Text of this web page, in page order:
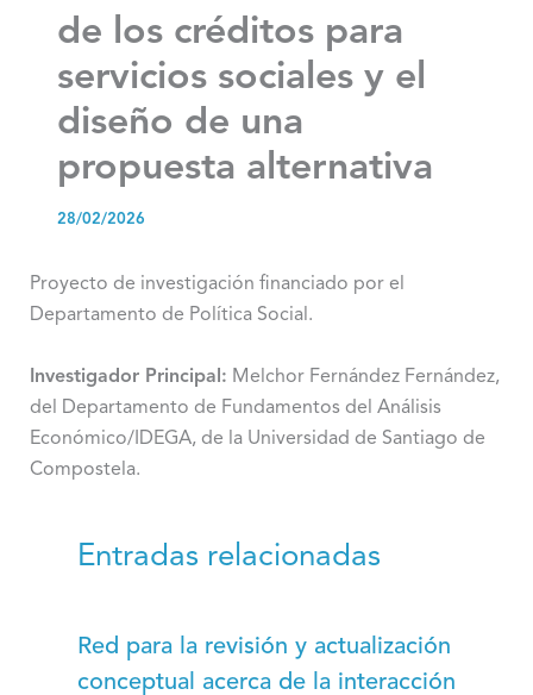
de los créditos para
servicios sociales y el
diseño de una
propuesta alternativa
28/02/2026
Proyecto de investigación financiado por el
Departamento de Política Social.
Investigador Principal: Melchor Fernández Fernández,
del Departamento de Fundamentos del Análisis
Económico/IDEGA, de la Universidad de Santiago de
Compostela.
Entradas relacionadas
Red para la revisión y actualización
conceptual acerca de la interacción